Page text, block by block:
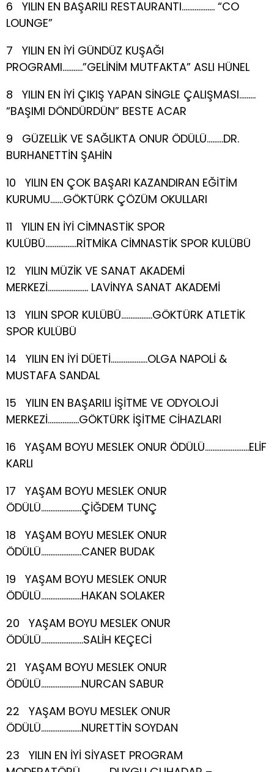
6 YILIN EN BAŞARILI RESTAURANTI……………… “CO
LOUNGE”
7 YILIN EN İYİ GÜNDÜZ KUŞAĞI
PROGRAMI………..”GELİNİM MUTFAKTA” ASLI HÜNEL
8 YILIN EN İYİ ÇIKIŞ YAPAN SİNGLE ÇALIŞMASI………
“BAŞIMI DÖNDÜRDÜN” BESTE ACAR
9 GÜZELLİK VE SAĞLIKTA ONUR ÖDÜLÜ………DR.
BURHANETTİN ŞAHİN
10 YILIN EN ÇOK BAŞARI KAZANDIRAN EĞİTİM
KURUMU…….GÖKTÜRK ÇÖZÜM OKULLARI
11 YILIN EN İYİ CİMNASTİK SPOR
KULÜBÜ……………..RİTMİKA CİMNASTİK SPOR KULÜBÜ
12 YILIN MÜZİK VE SANAT AKADEMİ
MERKEZİ…………………. LAVİNYA SANAT AKADEMİ
13 YILIN SPOR KULÜBÜ……………..GÖKTÜRK ATLETİK
SPOR KULÜBÜ
14 YILIN EN İYİ DÜETİ………………..OLGA NAPOLİ &
MUSTAFA SANDAL
15 YILIN EN BAŞARILI İŞİTME VE ODYOLOJİ
MERKEZİ……………..GÖKTÜRK İŞİTME CİHAZLARI
16 YAŞAM BOYU MESLEK ONUR ÖDÜLÜ……………………ELİF
KARLI
17 YAŞAM BOYU MESLEK ONUR
ÖDÜLÜ………………….ÇİĞDEM TUNÇ
18 YAŞAM BOYU MESLEK ONUR
ÖDÜLÜ………………….CANER BUDAK
19 YAŞAM BOYU MESLEK ONUR
ÖDÜLÜ………………….HAKAN SOLAKER
20 YAŞAM BOYU MESLEK ONUR
ÖDÜLÜ…………………..SALİH KEÇECİ
21 YAŞAM BOYU MESLEK ONUR
ÖDÜLÜ………………….NURCAN SABUR
22 YAŞAM BOYU MESLEK ONUR
ÖDÜLÜ………………….NURETTİN SOYDAN
23 YILIN EN İYİ SİYASET PROGRAM